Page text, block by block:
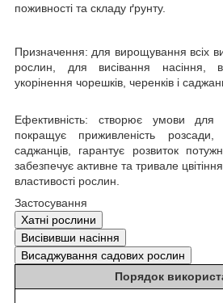
поживності та складу ґрунту.
Призначення: для вирощування всіх
рослин, для висівання насіння,
укорінення чорешків, черенків і
Ефективність: створює умови для
покращує приживленість розсади,
саджанців, гарантує розвиток
забезпечує активне та тривале
властивості рослин.
Застосування
Хатні рослини
Висівивши насіння
Висаджування садових рослин
Порядок